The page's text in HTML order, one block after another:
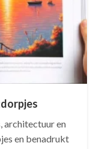
architectuur en
en benadrukt